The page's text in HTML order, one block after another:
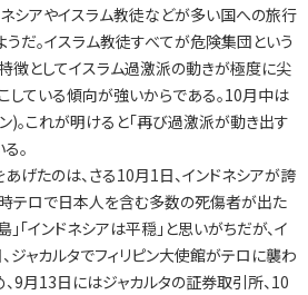
ネシアやイスラム教徒などが多い国への旅行
だ。イスラム教徒すべてが危険集団という
徴としてイスラム過激派の動きが極度に尖
している傾向が強いからである。10月中は
)。これが明けると「再び過激派が動き出す
。
げたのは、さる10月1日、インドネシアが誇
時テロで日本人を含む多数の死傷者が出た
「インドネシアは平穏」と思いがちだが、イ
ジャカルタでフィリピン大使館がテロに襲わ
9月13日にはジャカルタの証券取引所、10